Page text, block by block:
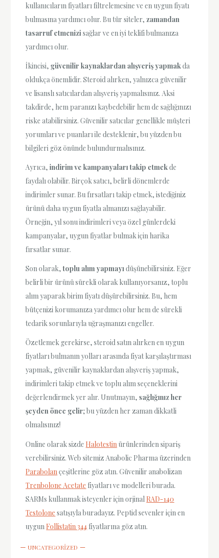
kullanıcıların fiyatları filtrelemesine ve en uygun fiyatı
bulmasına yardımcı olur. Bu tür siteler, zamandan
tasarruf etmenizi sağlar ve en iyi teklifi bulmanıza
yardımcı olur.
İkincisi, güvenilir kaynaklardan alışveriş yapmakda
oldukça önemlidir. Steroid alırken, yalnızca güvenilir
ve lisanslı satıcılardan alışveriş yapmalısınız. Aksi
takdirde, hem paranızı kaybedebilir hem de sağlığınızı
riske atabilirsiniz. Güvenilir satıcılar genellikle müşteri
yorumları ve puanları ile desteklenir, bu yüzden bu
bilgileri göz önünde bulundurmalısınız.
Ayrıca,indirim ve kampanyaları takip etmekde
faydalı olabilir. Birçok satıcı, belirli dönemlerde
indirimler sunar. Bu fırsatları takip etmek, istediğiniz
ürünü daha uygun fiyatla almanızı sağlayabilir.
Örneğin, yıl sonu indirimleri veya özel günlerdeki
kampanyalar, uygun fiyatlar bulmak için harika
fırsatlar sunar.
Son olarak,toplu alım yapmayıdüşünebilirsiniz. Eğer
belirli bir ürünü sürekli olarak kullanıyorsanız, toplu
alım yaparak birim fiyatı düşürebilirsiniz. Bu, hem
bütçenizi korumanıza yardımcı olur hem de sürekli
tedarik sorunlarıyla uğraşmanızı engeller.
Özetlemek gerekirse, steroid satın alırken en uygun
fiyatları bulmanın yolları arasında fiyat karşılaştırması
yapmak, güvenilir kaynaklardan alışveriş yapmak,
indirimleri takip etmek ve toplu alım seçeneklerini
değerlendirmek yer alır. Unutmayın, sağlığınız her
şeyden önce gelir; bu yüzden her zaman dikkatli
olmalısınız!
Online olarak sizdeHalotestin ürünlerinden sipariş
verebilirsiniz. Web sitemiz Anabolic Pharma üzerinden
Parabolan çeşitlerine göz atın. Güvenilir anabolizan
Trenbolone Acetate fiyatları ve modelleri burada.
SARMs kullanmak isteyenler için orjinal RAD-140
Testolone satışıyla buradayız. Peptid sevenler için en
uygunFollistatin 344 fiyatlarına göz atın.
UNCATEGORIZED